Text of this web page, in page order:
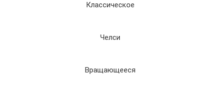
Классическое
Челси
Вращающееся